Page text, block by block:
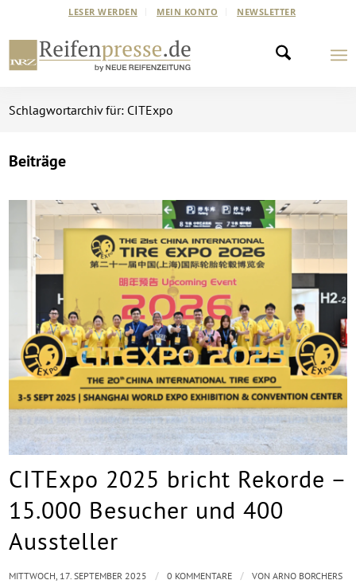
LESER WERDEN MEIN KONTO NEWSLETTER
Schlagwortarchiv für: CITExpo
Beiträge
CITExpo 2025 bricht Rekorde –
15.000 Besucher und 400
Aussteller
MITTWOCH, 17. SEPTEMBER 2025 / 0 KOMMENTARE / VONARNO BORCHERS